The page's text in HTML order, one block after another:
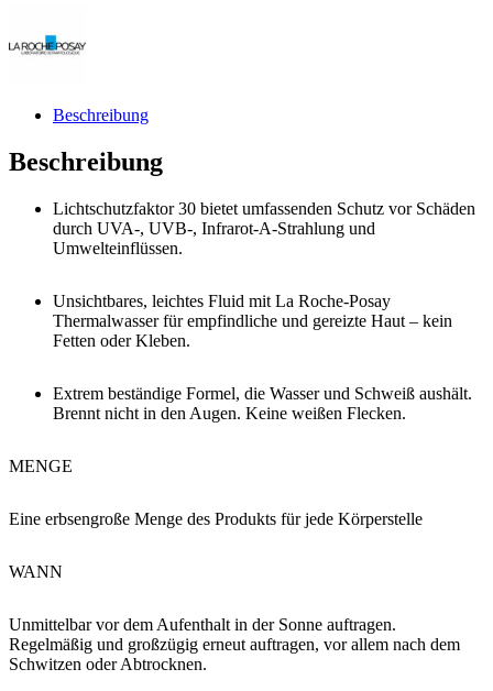
Beschreibung
Beschreibung
Lichtschutzfaktor 30 bietet umfassenden Schutz vor Schäden
durch UVA-, UVB-, Infrarot-A-Strahlung und
Umwelteinflüssen.
Unsichtbares, leichtes Fluid mit La Roche-Posay
Thermalwasser für empfindliche und gereizte Haut – kein
Fetten oder Kleben.
Extrem beständige Formel, die Wasser und Schweiß aushält.
Brennt nicht in den Augen. Keine weißen Flecken.
MENGE
Eine erbsengroße Menge des Produkts für jede Körperstelle
WANN
Unmittelbar vor dem Aufenthalt in der Sonne auftragen.
Regelmäßig und großzügig erneut auftragen, vor allem nach dem
Schwitzen oder Abtrocknen.